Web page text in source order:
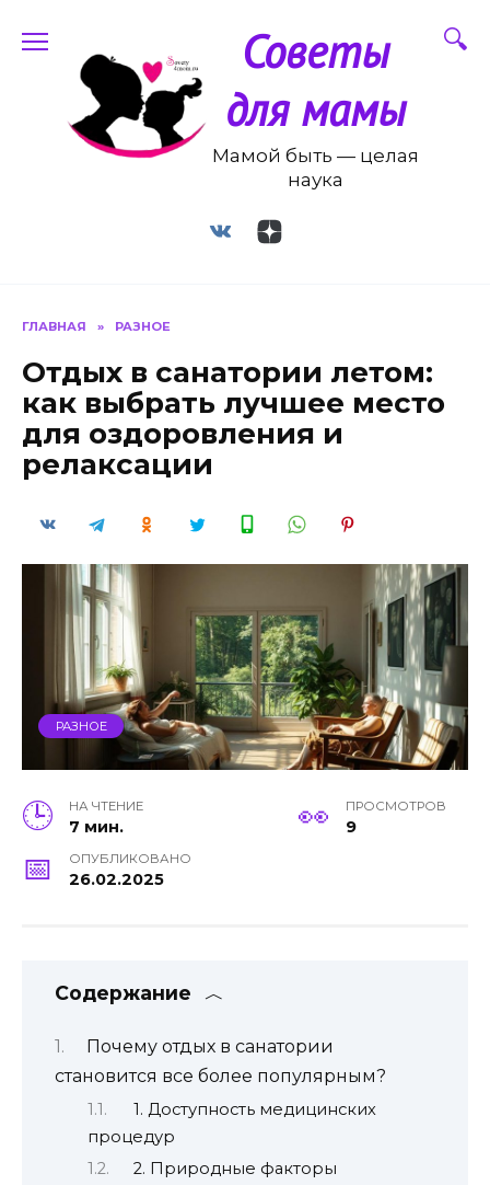
содержанию
Советы
для мамы
Мамой быть — целая
наука
ГЛАВНАЯ » РАЗНОЕ
Отдых в санатории летом:
как выбрать лучшее место
для оздоровления и
релаксации
РАЗНОЕ
НА ЧТЕНИЕ
7 мин.
ПРОСМОТРОВ
9
ОПУБЛИКОВАНО
26.02.2025
Содержание
Почему отдых в санатории
становится все более популярным?
1. Доступность медицинских
процедур
2. Природные факторы